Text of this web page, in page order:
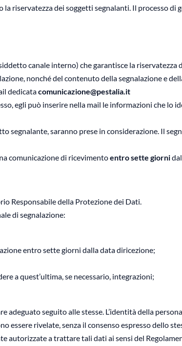
riservatezza dei soggetti segnalanti. Il processo di
canale interno) che garantisce la riservatezza
nonché del contenuto della segnalazione e
dedicatacomunicazione@pestalia.it
egli può inserire nella mail le informazioni che lo
segnalante, saranno prese in considerazione. Il
comunicazione di ricevimentoentro sette giorni
Responsabile della Protezione dei Dati.
di segnalazione:
entro sette giorni dalla data diricezione;
a quest’ultima, se necessario, integrazioni;
seguito alle stesse. L’identità della
rivelate, senza il consenso espresso dello
autorizzate a trattare tali dati ai sensi del